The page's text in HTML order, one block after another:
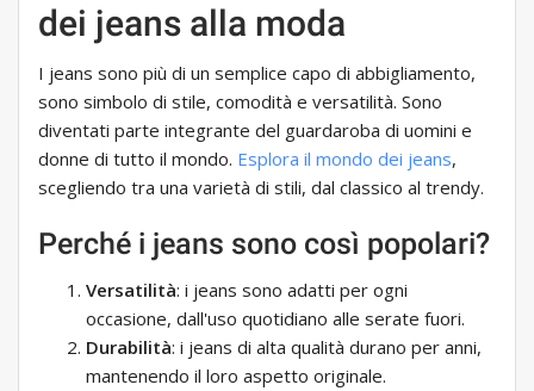
dei jeans alla moda
I jeans sono più di un semplice capo di abbigliamento,
sono simbolo di stile, comodità e versatilità. Sono
diventati parte integrante del guardaroba di uomini e
donne di tutto il mondo. Esplora il mondo dei jeans,
scegliendo tra una varietà di stili, dal classico al trendy.
Perché i jeans sono così popolari?
Versatilità: i jeans sono adatti per ogni
occasione, dall'uso quotidiano alle serate fuori.
Durabilità: i jeans di alta qualità durano per anni,
mantenendo il loro aspetto originale.